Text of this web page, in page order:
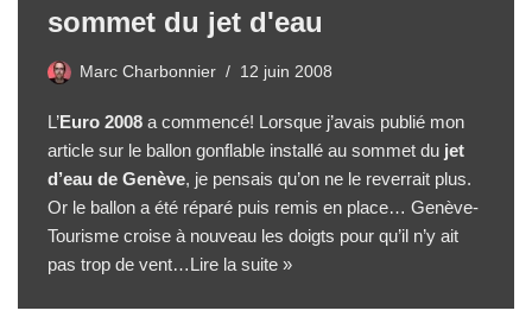
sommet du jet d'eau
Marc Charbonnier 12 juin 2008
L’Euro 2008 a commencé! Lorsque j’avais publié mon
article sur le ballon gonflable installé au sommet du jet
d’eau de Genève, je pensais qu’on ne le reverrait plus.
Or le ballon a été réparé puis remis en place… Genève-
Tourisme croise à nouveau les doigts pour qu’il n’y ait
pas trop de vent…Lire la suite »